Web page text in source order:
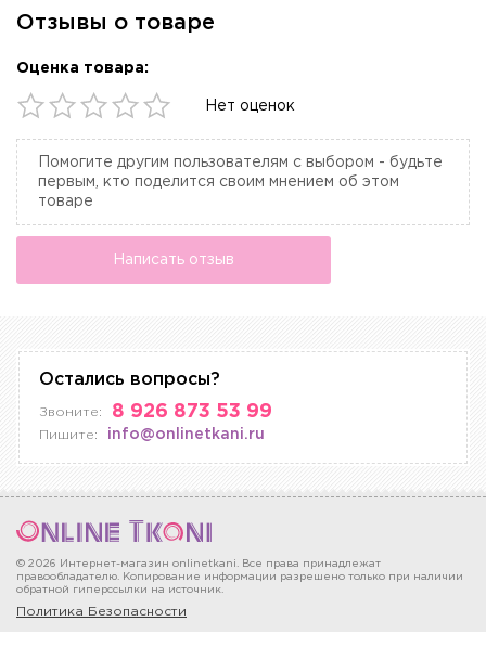
Отзывы о товаре
Оценка товара:
Нет оценок
Помогите другим пользователям с выбором - будьте
первым, кто поделится своим мнением об этом
товаре
Написать отзыв
Остались вопросы?
Звоните: 8 926 873 53 99
Пишите: info@onlinetkani.ru
© 2026 Интернет-магазин onlinetkani. Все права принадлежат
правообладателю. Копирование информации разрешено только при наличии
обратной гиперссылки на источник.
Политика Безопасности